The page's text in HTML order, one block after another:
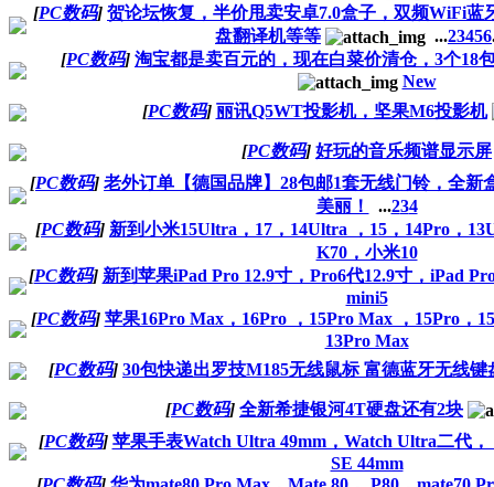
[PC数码] 贺论坛恢复，半价甩卖安卓7.0盒子，双频WiFi蓝
盘翻译机等等
...23456
[PC数码] 淘宝都是卖百元的，现在白菜价清仓，3个18
New
[PC数码] 丽讯Q5WT投影机，坚果M6投影机
[PC数码] 好玩的音乐频谱显示屏
[PC数码] 老外订单【德国品牌】28包邮1套无线门铃，全新
美丽！
...234
[PC数码] 新到小米15Ultra，17，14Ultra ，15，14Pro，
K70，小米10
[PC数码] 新到苹果iPad Pro 12.9寸，Pro6代12.9寸，iPad
mini5
[PC数码] 苹果16Pro Max，16Pro ，15Pro Max ，15Pro，
13Pro Max
[PC数码] 30包快递出罗技M185无线鼠标 富德蓝牙无线键
[PC数码] 全新希捷银河4T硬盘还有2块
[PC数码] 苹果手表Watch Ultra 49mm，Watch Ultra二代，
SE 44mm